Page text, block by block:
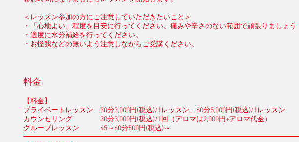
＜レッスン参加の方にご注意していただきたいこと＞
・「心地よい」程度を目安に行ってください。痛みや辛さのない範囲で頑張りましょう
・適度に水分補給を行ってください。
・お怪我などの無いよう注意しながらご受講ください。
料金
【料金】
プライベートレッスン 30分3,000円(税込)/1レッスン、60分5,000円(税込)/1レッスン
カウンセリング 30分3,000円(税込)/1回（アロマは2,000円+アロマ代金）
グループレッスン 45～60分500円(税込)～